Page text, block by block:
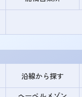
沿線から探す